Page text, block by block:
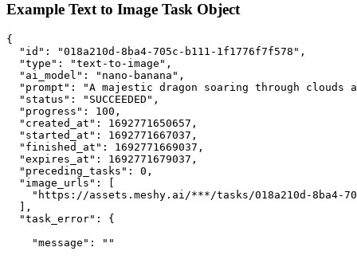
Example Text to Image Task Object
{
"id" : "018a210d-8ba4-705c-b111-1f1776f7f578" ,
"type" : "text-to-image" ,
"ai_model" : "nano-banana" ,
"prompt" :
"A majestic dragon soaring through clouds
"status" : "SUCCEEDED" ,
"progress" : 100 ,
"created_at" : 1692771650657 ,
"started_at" : 1692771667037 ,
"finished_at" : 1692771669037 ,
"expires_at" : 1692771679037 ,
"preceding_tasks" : 0 ,
"image_urls" :
"https://assets.meshy.ai/***/tasks/018a210d-8ba4-
,
"task_error" :
{
"message" : ""